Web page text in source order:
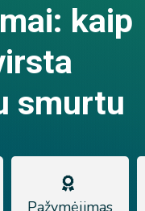
kaip
smurtu